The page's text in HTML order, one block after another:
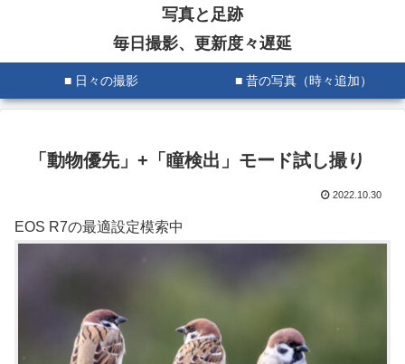
写真と足跡
毎日撮影、更新度々遅延
■ 日々の撮影 ■ 昔の写真（時々追加）
「動物優先」+「瞳検出」モード試し撮り
2022.10.30
EOS R7の最適設定模索中